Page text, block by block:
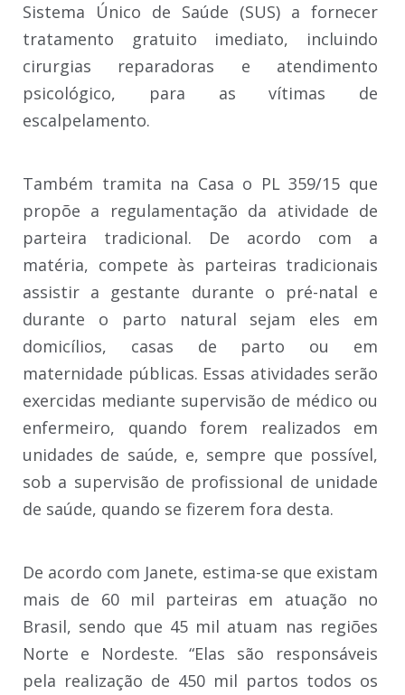
Sistema Único de Saúde (SUS) a fornecer
tratamento gratuito imediato, incluindo
cirurgias reparadoras e atendimento
psicológico, para as vítimas de
escalpelamento.
Também tramita na Casa o PL 359/15 que
propõe a regulamentação da atividade de
parteira tradicional. De acordo com a
matéria, compete às parteiras tradicionais
assistir a gestante durante o pré-natal e
durante o parto natural sejam eles em
domicílios, casas de parto ou em
maternidade públicas. Essas atividades serão
exercidas mediante supervisão de médico ou
enfermeiro, quando forem realizados em
unidades de saúde, e, sempre que possível,
sob a supervisão de profissional de unidade
de saúde, quando se fizerem fora desta.
De acordo com Janete, estima-se que existam
mais de 60 mil parteiras em atuação no
Brasil, sendo que 45 mil atuam nas regiões
Norte e Nordeste. “Elas são responsáveis
pela realização de 450 mil partos todos os